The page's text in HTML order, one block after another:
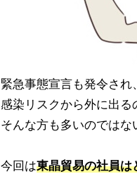
緊急事態宣言も発令さ
感染リスクから外に出る
そんな方も多いのではな
今回は東晶貿易の社員は